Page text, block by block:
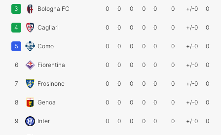
3 Bologna FC 0 0 0 0 0 0 +/-0 0
4 Cagliari 0 0 0 0 0 0 +/-0 0
5 Como 0 0 0 0 0 0 +/-0 0
6 Fiorentina 0 0 0 0 0 0 +/-0 0
7 Frosinone 0 0 0 0 0 0 +/-0 0
8 Genoa 0 0 0 0 0 0 +/-0 0
9 Inter 0 0 0 0 0 0 +/-0 0